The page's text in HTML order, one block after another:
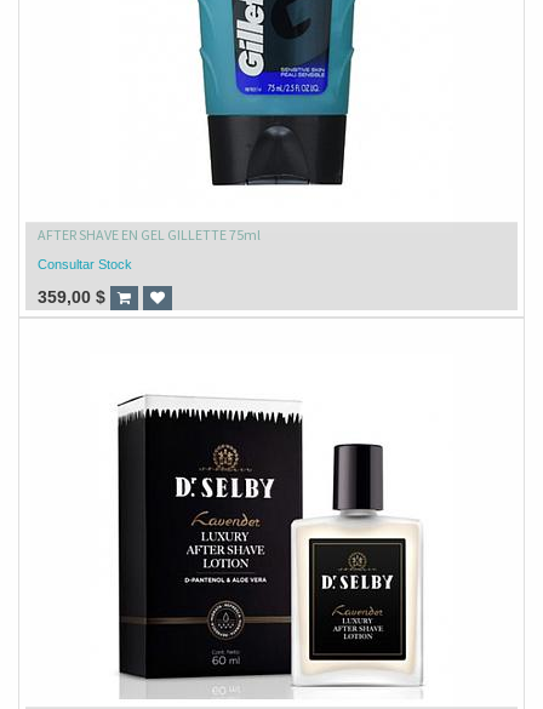
AFTER SHAVE EN GEL GILLETTE 75ml
Consultar Stock
359,00 $